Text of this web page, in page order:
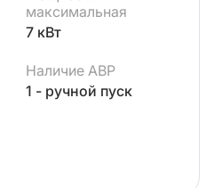
максимальная
7 кВт
Наличие АВР
1 - ручной пуск